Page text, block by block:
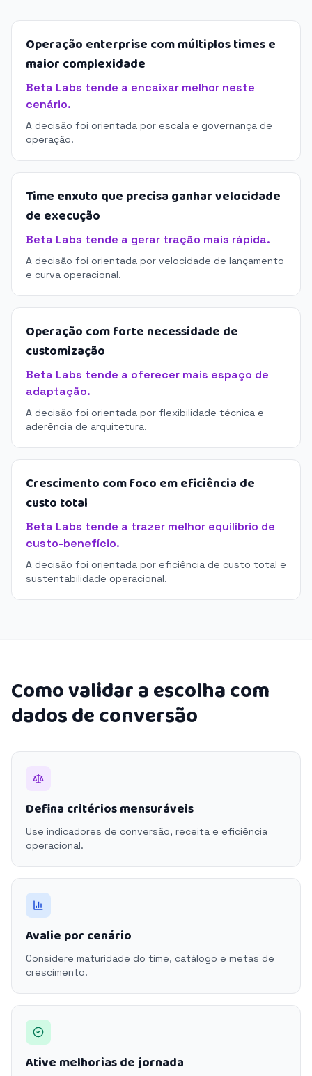
Operação enterprise com múltiplos times e
maior complexidade
Beta Labs tende a encaixar melhor neste
cenário.
A decisão foi orientada por escala e governança de
operação.
Time enxuto que precisa ganhar velocidade
de execução
Beta Labs tende a gerar tração mais rápida.
A decisão foi orientada por velocidade de lançamento
e curva operacional.
Operação com forte necessidade de
customização
Beta Labs tende a oferecer mais espaço de
adaptação.
A decisão foi orientada por flexibilidade técnica e
aderência de arquitetura.
Crescimento com foco em eficiência de
custo total
Beta Labs tende a trazer melhor equilíbrio de
custo-benefício.
A decisão foi orientada por eficiência de custo total e
sustentabilidade operacional.
Como validar a escolha com
dados de conversão
Defina critérios mensuráveis
Use indicadores de conversão, receita e eficiência
operacional.
Avalie por cenário
Considere maturidade do time, catálogo e metas de
crescimento.
Ative melhorias de jornada